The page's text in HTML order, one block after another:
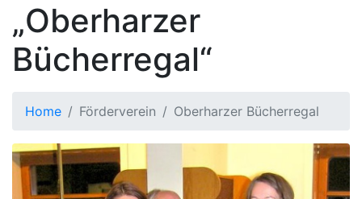
„Oberharzer
Bücherregal“
Home Förderverein Oberharzer Bücherregal